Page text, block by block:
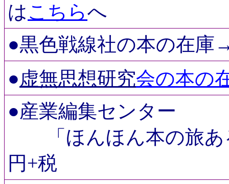
はこちらへ
●黒色戦線社の本の在庫
●虚無思想研究会の本の
●産業編集センター
「ほんほん本の旅あ
円+税